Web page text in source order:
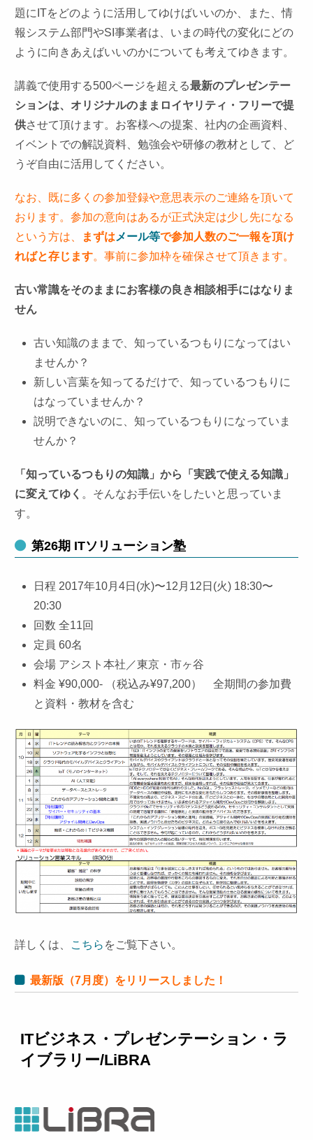
題にITをどのように活用してゆけばいいのか、また、情
報システム部門やSI事業者は、いまの時代の変化にどの
ように向きあえばいいのかについても考えてゆきます。
講義で使用する500ページを超える最新のプレゼンテー
ションは、オリジナルのままロイヤリティ・フリーで提
供させて頂けます。お客様への提案、社内の企画資料、
イベントでの解説資料、勉強会や研修の教材として、ど
うぞ自由に活用してください。
なお、既に多くの参加登録や意思表示のご連絡を頂いて
おります。参加の意向はあるが正式決定は少し先になる
という方は、
まずは メール等で参加人数のご一報を頂け
ればと存じます。事前に参加枠を確保させて頂きます。
古い常識をそのままにお客様の良き相談相手にはなりま
せん
古い知識のままで、知っているつもりになってはい
ませんか？
新しい言葉を知ってるだけで、知っているつもりに
はなっていませんか？
説明できないのに、知っているつもりになっていま
せんか？
「知っているつもりの知識」から「実践で使える知識」
に変えてゆく 。そんなお手伝いをしたいと思っていま
す。
第26期 ITソリューション塾
日程 2017年10月4日(水)〜12月12日(火) 18:30〜
20:30
回数 全11回
定員 60名
会場 アシスト本社／東京・市ヶ谷
料金 ¥90,000- （税込み¥97,200） 全期間の参加費
と資料・教材を含む
詳しくは、 こちら をご覧下さい。
最新版（7月度）をリリースしました！
ITビジネス・プレゼンテーション・ラ
イブラリー/LiBRA